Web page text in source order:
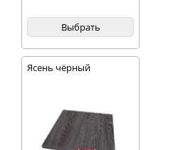
Выбрать
Ясень чёрный